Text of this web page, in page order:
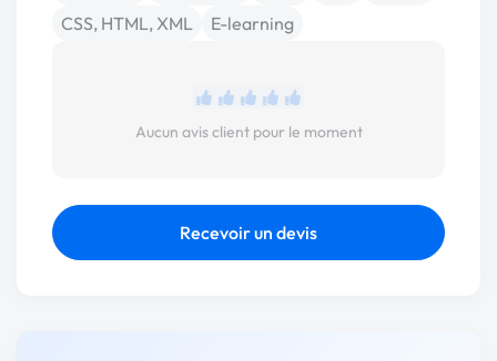
CSS, HTML, XML
E-learning
Aucun avis client pour le moment
Recevoir un devis